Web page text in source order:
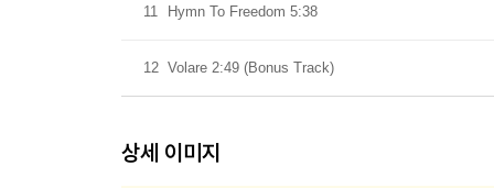
11 Hymn To Freedom 5:38
12 Volare 2:49 (Bonus Track)
상세 이미지